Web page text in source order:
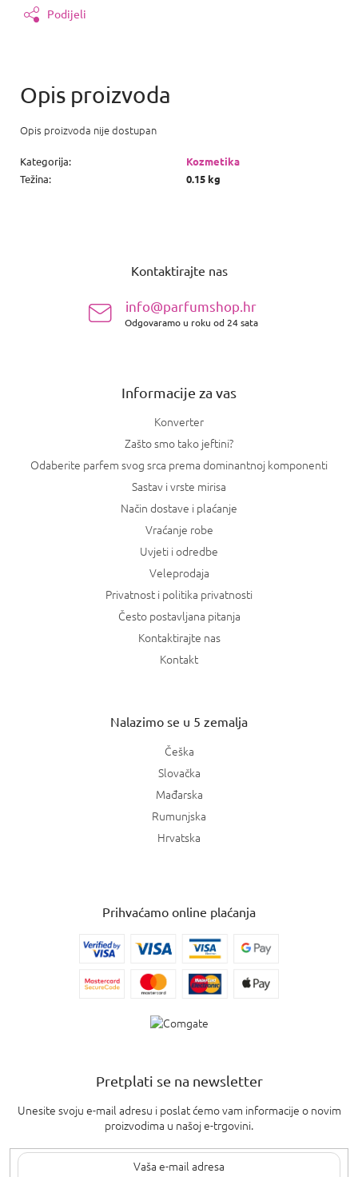
Podijeli
Opis proizvoda nije dostupan
Kategorija:
Kozmetika
Težina: 0.15 kg
Kontaktirajte nas
info@parfumshop.hr
Odgovaramo u roku od 24 sata
Informacije za vas
Konverter
Zašto smo tako jeftini?
Odaberite parfem svog srca prema dominantnoj komponenti
Sastav i vrste mirisa
Način dostave i plaćanje
Vraćanje robe
Uvjeti i odredbe
Veleprodaja
Privatnost i politika privatnosti
Često postavljana pitanja
Kontaktirajte nas
Kontakt
Nalazimo se u 5 zemalja
Češka
Slovačka
Mađarska
Rumunjska
Hrvatska
Prihvaćamo online plaćanja
Pretplati se na newsletter
Unesite svoju e-mail adresu i poslat ćemo vam informacije o novim
proizvodima u našoj e-trgovini.